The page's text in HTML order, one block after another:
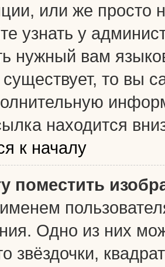
или же просто
узнать у
нужный вам
существует, то вы
находится
к началу
поместить
Одно из них
звёздочки,